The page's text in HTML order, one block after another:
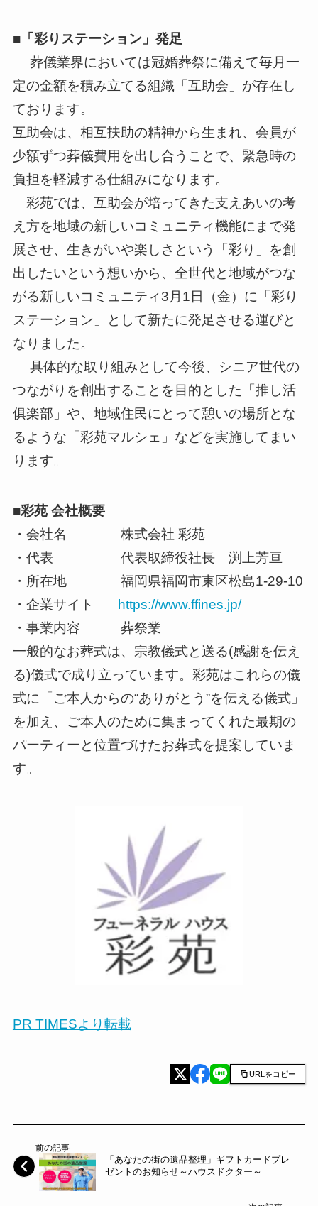
■「彩りステーション」発足
葬儀業界においては冠婚葬祭に備えて毎月一
定の金額を積み立てる組織「互助会」が存在し
ております。
互助会は、相互扶助の精神から生まれ、会員が
少額ずつ葬儀費用を出し合うことで、緊急時の
負担を軽減する仕組みになります。
彩苑では、互助会が培ってきた支えあいの考
え方を地域の新しいコミュニティ機能にまで発
展させ、生きがいや楽しさという「彩り」を創
出したいという想いから、全世代と地域がつな
がる新しいコミュニティ3月1日（金）に「彩り
ステーション」として新たに発足させる運びと
なりました。
具体的な取り組みとして今後、シニア世代の
つながりを創出することを目的とした「推し活
俱楽部」や、地域住民にとって憩いの場所とな
るような「彩苑マルシェ」などを実施してまい
ります。
■彩苑 会社概要
・会社名 株式会社 彩苑
・代表 代表取締役社長 渕上芳亘
・所在地 福岡県福岡市東区松島1-29-10
・企業サイト https://www.ffines.jp/
・事業内容 葬祭業
一般的なお葬式は、宗教儀式と送る(感謝を伝え
る)儀式で成り立っています。彩苑はこれらの儀
式に「ご本人からの“ありがとう”を伝える儀式」
を加え、ご本人のために集まってくれた最期の
パーティーと位置づけたお葬式を提案していま
す。
PR TIMESより転載
URLをコピー
前の記事
「あなたの街の遺品整理」ギフトカードプレ
ゼントのお知らせ～ハウスドクター～